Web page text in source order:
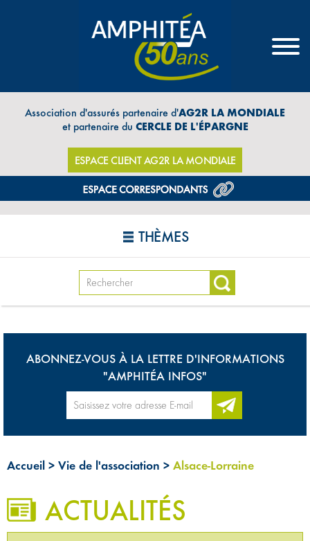
Association d'assurés partenaire d'AG2R LA MONDIALE
et partenaire du CERCLE DE L'ÉPARGNE
ESPACE CLIENT AG2R LA MONDIALE
THÈMES
ABONNEZ-VOUS À LA LETTRE D'INFORMATIONS
"AMPHITÉA INFOS"
Accueil > Vie de l'association > Alsace-Lorraine
ACTUALITÉS